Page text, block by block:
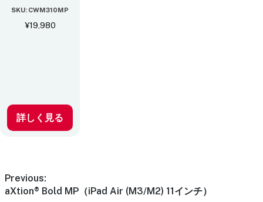
SKU: CWM310MP
¥19,980
詳しく見る
Previous:
aXtion® Bold MP（iPad Air (M3/M2) 11インチ）